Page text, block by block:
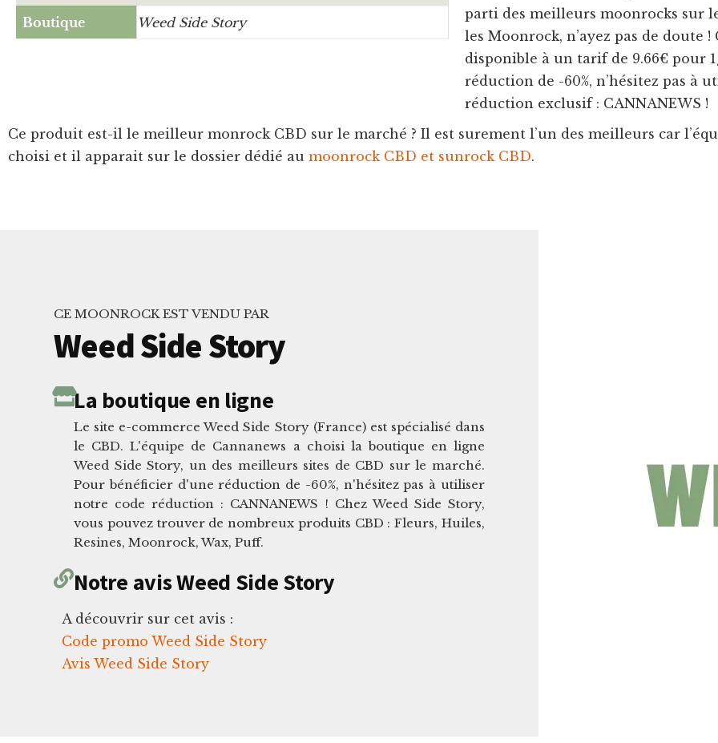
Boutique Weed Side Story
parti des meilleurs moonrocks sur
les Moonrock, n’ayez pas de doute
disponible à un tarif de 9.66€ pour
réduction de -60%, n’hésitez pas à
réduction exclusif : CANNANEWS !
Ce produit est-il le meilleur monrock CBD sur le marché ? Il est surement l’un des meilleurs car
choisi et il apparait sur le dossier dédié au moonrock CBD et sunrock CBD.
CE MOONROCK EST VENDU PAR
Weed Side Story
La boutique en ligne
Le site e-commerce Weed Side Story (France) est spécialisé dans
le CBD. L'équipe de Cannanews a choisi la boutique en ligne
Weed Side Story, un des meilleurs sites de CBD sur le marché.
Pour bénéficier d'une réduction de -60%, n'hésitez pas à utiliser
notre code réduction : CANNANEWS ! Chez Weed Side Story,
vous pouvez trouver de nombreux produits CBD : Fleurs, Huiles,
Resines, Moonrock, Wax, Puff.
Notre avis Weed Side Story
A découvrir sur cet avis :
Code promo Weed Side Story
Avis Weed Side Story